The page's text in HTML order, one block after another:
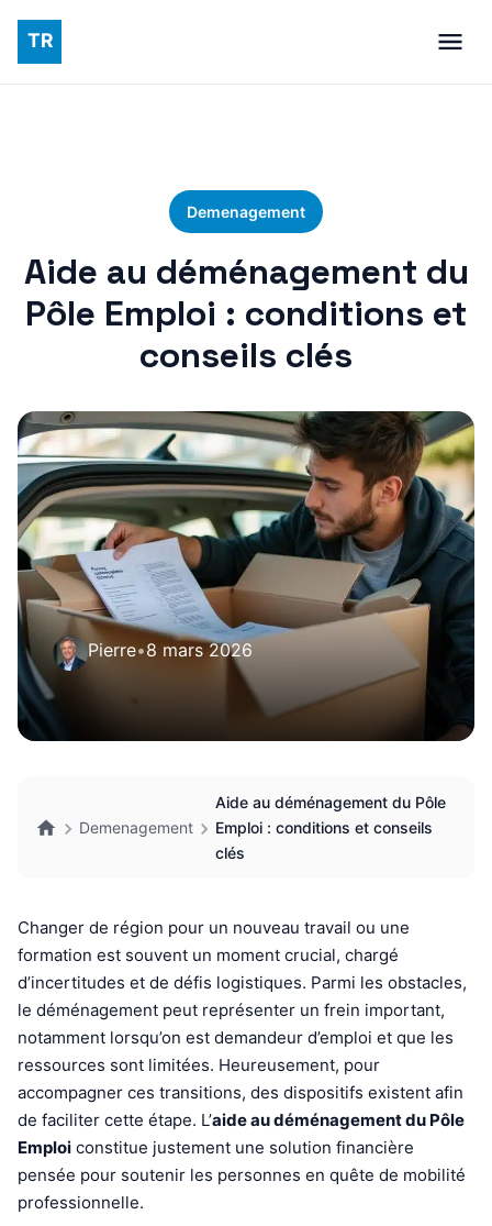
Demenagement
Aide au déménagement du
Pôle Emploi : conditions et
conseils clés
Pierre•8 mars 2026
Demenagement
Aide au déménagement du Pôle
Emploi : conditions et conseils
clés
Changer de région pour un nouveau travail ou une
formation est souvent un moment crucial, chargé
d’incertitudes et de défis logistiques. Parmi les obstacles,
le déménagement peut représenter un frein important,
notamment lorsqu’on est demandeur d’emploi et que les
ressources sont limitées. Heureusement, pour
accompagner ces transitions, des dispositifs existent afin
de faciliter cette étape. L’aide au déménagement du Pôle
Emploi constitue justement une solution financière
pensée pour soutenir les personnes en quête de mobilité
professionnelle.